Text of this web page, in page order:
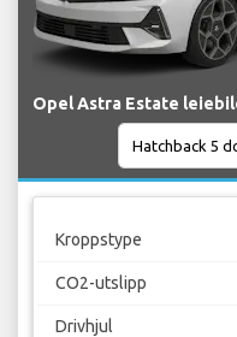
Opel Astra Estate
Kroppstype
CO2-utslipp
Drivhjul